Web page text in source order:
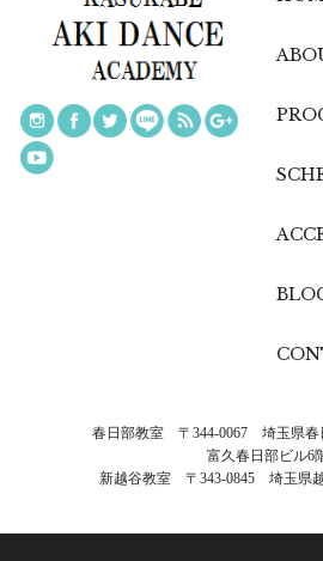
春日部教室 〒344-0067 埼玉県春
富久春日部ビル6
新越谷教室 〒343-0845 埼玉県